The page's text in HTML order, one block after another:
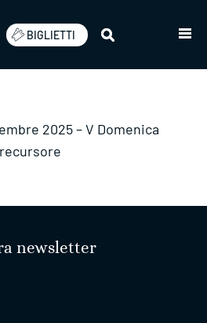
BIGLIETTI
2025 – V Domenica
newsletter